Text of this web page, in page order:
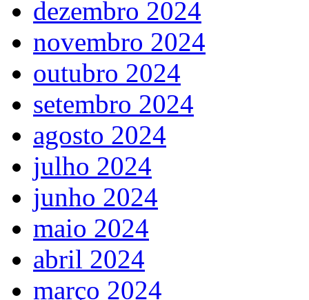
dezembro 2024
novembro 2024
outubro 2024
setembro 2024
agosto 2024
julho 2024
junho 2024
maio 2024
abril 2024
março 2024